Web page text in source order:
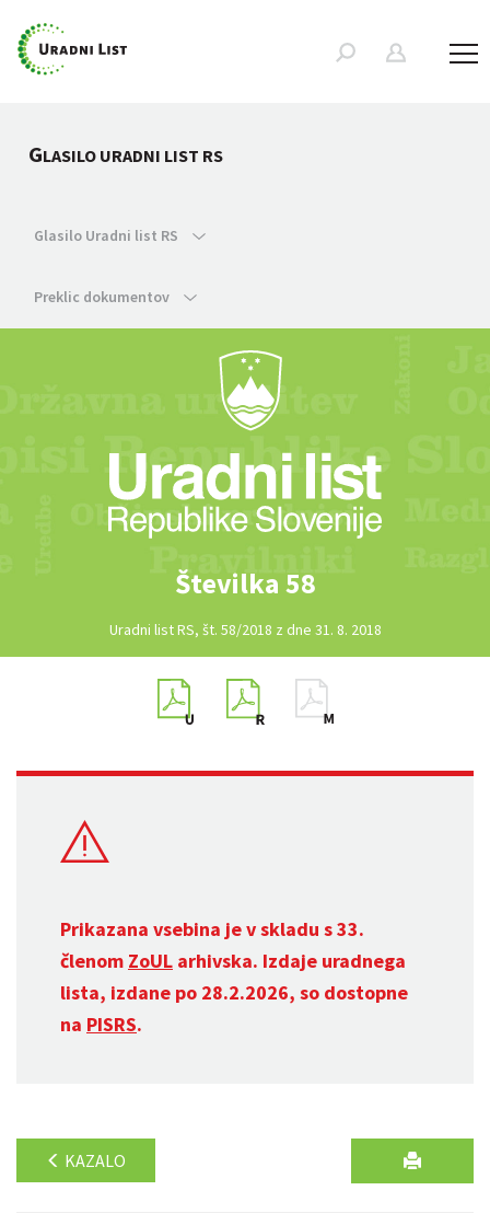
GLASILO URADNI LIST RS
Glasilo Uradni list RS
Preklic dokumentov
Številka 58
Uradni list RS, št. 58/2018 z dne 31. 8. 2018
Prikazana vsebina je v skladu s 33.
členom ZoUL arhivska. Izdaje uradnega
lista, izdane po 28.2.2026, so dostopne
na PISRS.
KAZALO